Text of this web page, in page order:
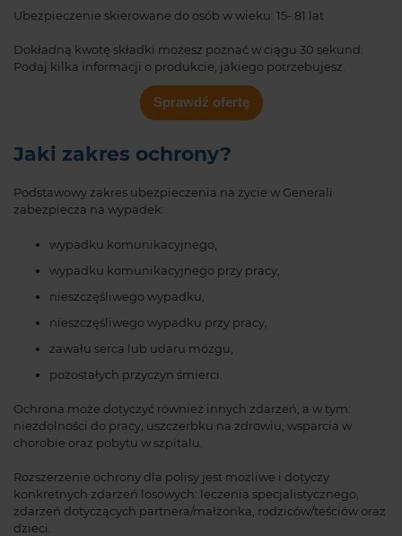
Ubezpieczenie skierowane do osób w wieku: 15- 81 lat
Dokładną kwotę składki możesz poznać w ciągu 30 sekund.
Podaj kilka informacji o produkcie, jakiego potrzebujesz.
Sprawdź ofertę
Jaki zakres ochrony?
Podstawowy zakres ubezpieczenia na życie w Generali
zabezpiecza na wypadek:
wypadku komunikacyjnego,
wypadku komunikacyjnego przy pracy,
nieszczęśliwego wypadku,
nieszczęśliwego wypadku przy pracy,
zawału serca lub udaru mózgu,
pozostałych przyczyn śmierci.
Ochrona może dotyczyć również innych zdarzeń, a w tym:
niezdolności do pracy, uszczerbku na zdrowiu, wsparcia w
chorobie oraz pobytu w szpitalu.
Rozszerzenie ochrony dla polisy jest możliwe i dotyczy
konkretnych zdarzeń losowych: leczenia specjalistycznego,
zdarzeń dotyczących partnera/małżonka, rodziców/teściów oraz
dzieci.